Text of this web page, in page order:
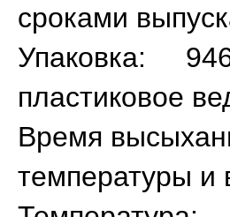
сроками
Упаковка: 946
пластиковое
Время
температуры и